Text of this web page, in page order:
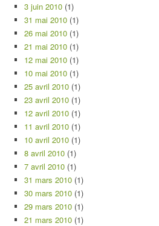
3 juin 2010 (1)
31 mai 2010 (1)
26 mai 2010 (1)
21 mai 2010 (1)
12 mai 2010 (1)
10 mai 2010 (1)
25 avril 2010 (1)
23 avril 2010 (1)
12 avril 2010 (1)
11 avril 2010 (1)
10 avril 2010 (1)
8 avril 2010 (1)
7 avril 2010 (1)
31 mars 2010 (1)
30 mars 2010 (1)
29 mars 2010 (1)
21 mars 2010 (1)